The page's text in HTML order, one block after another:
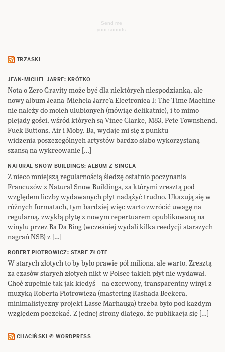
Send me
your sounds
TRZASKI
JEAN-MICHEL JARRE: KRÓTKO
Nota o Zero Gravity może być dla niektórych niespodzianką, ale
nowy album Jeana-Michela Jarre’a Electronica 1: The Time Machine
nie należy do moich ulubionych (mówiąc delikatnie), i to mimo
plejady gości, wśród których są Vince Clarke, M83, Pete Townshend,
Fuck Buttons, Air i Moby. Ba, wydaje mi się z punktu
widzenia poszczególnych artystów bardzo słabo wykorzystaną
szansą na wykreowanie […]
NATURAL SNOW BUILDINGS: ALBUM Z SINGLA
Z nieco mniejszą regularnością śledzę ostatnio poczynania
Francuzów z Natural Snow Buildings, za którymi zresztą pod
względem liczby wydawanych płyt nadążyć trudno. Ukazują się w
różnych formatach, tym bardziej więc warto zwrócić uwagę na
regularną, zwykłą płytę z nowym repertuarem opublikowaną na
winylu przez Ba Da Bing (wcześniej wydali kilka reedycji starszych
nagrań NSB) z […]
ROBERT PIOTROWICZ: STARE ZŁOTE
W starych złotych to by było prawie pół miliona, ale warto. Zresztą
za czasów starych złotych nikt w Polsce takich płyt nie wydawał.
Choć zupełnie tak jak kiedyś – na czerwony, transparentny winyl z
muzyką Roberta Piotrowicza (mastering Rashada Beckera,
minimalistyczny projekt Lasse Marhauga) trzeba było pod każdym
względem poczekać. Z jednej strony dlatego, że publikacja się […]
CHACIŃSKI @ WORDPRESS